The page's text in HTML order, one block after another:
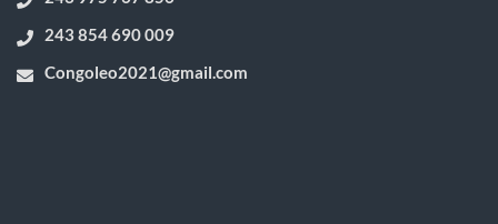
243 854 690 009
Congoleo2021@gmail.com